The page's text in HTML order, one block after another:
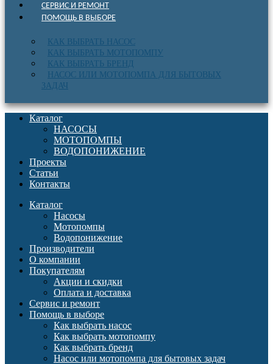
СЕРВИС И РЕМОНТ
ПОМОЩЬ В ВЫБОРЕ
КАК ВЫБРАТЬ НАСОС
КАК ВЫБРАТЬ МОТОПОМПУ
КАК ВЫБРАТЬ БРЕНД
НАСОС ИЛИ МОТОПОМПА ДЛЯ БЫТОВЫХ
ЗАДАЧ
Каталог
НАСОСЫ
МОТОПОМПЫ
ВОДОПОНИЖЕНИЕ
Проекты
Статьи
Контакты
Каталог
Насосы
Мотопомпы
Водопонижение
Производители
О компании
Покупателям
Акции и скидки
Оплата и доставка
Сервис и ремонт
Помощь в выборе
Как выбрать насос
Как выбрать мотопомпу
Как выбрать бренд
Насос или мотопомпа для бытовых задач